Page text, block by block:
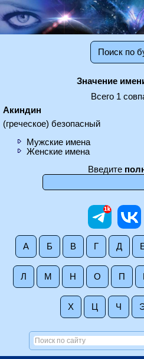
Поиск по
Значение
Всего 1
Акиндин
(греческое) безопасный
Мужские имена
Женские имена
Введите
А Б В Г Д
Л М Н О П
Х Ц Ч